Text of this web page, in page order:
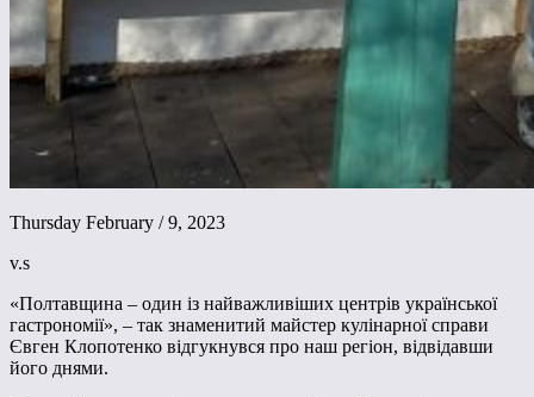
Thursday February / 9, 2023
v.s
«Полтавщина – один із найважливіших центрів української
гастрономії», – так знаменитий майстер кулінарної справи
Євген Клопотенко відгукнувся про наш регіон, відвідавши
його днями.